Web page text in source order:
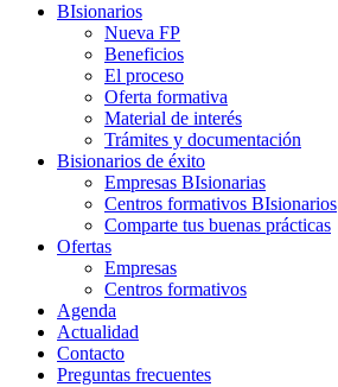
BIsionarios
Nueva FP
Beneficios
El proceso
Oferta formativa
Material de interés
Trámites y documentación
Bisionarios de éxito
Empresas BIsionarias
Centros formativos BIsionarios
Comparte tus buenas prácticas
Ofertas
Empresas
Centros formativos
Agenda
Actualidad
Contacto
Preguntas frecuentes